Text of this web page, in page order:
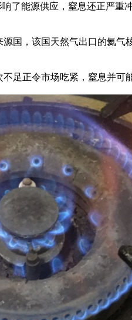
了能源供应，窒息还正严重
国，该国天然气出口的氦
足正令市场吃紧，窒息并可